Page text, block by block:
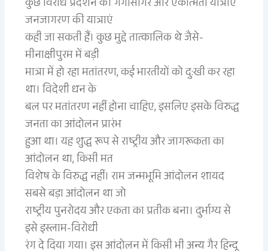
कुछ विरोध प्रदर्शन के। गंगासागर और एकात्मता यात्राएं
जनजागरण की यात्राएं
कही जा सकती हैं। कुछ मुद्दे तात्कालिक थे जैसे-
मीनाक्षीपुरम में बड़ी
मात्रा में हो रहा मतांतरण, कई भारतीयों को दु:खी कर रहा
था। विदेशी धन के
बल पर मतांतरण नहीं होना चाहिए, इसलिए इसके विरुद्ध
जनता का आंदोलन प्रारंभ
हुआ था। यह शुद्ध रूप से राष्ट्रीय और जागरूकता का
आंदोलन था, किसी मत
विशेष के विरुद्ध नहीं। राम जन्मभूमि आंदोलन शायद
सबसे बड़ा आंदोलन था जो
राष्ट्रीय पुनरोदय और एकता का प्रतीक बना। दुर्भाग्य से
इसे इस्लाम-विरोधी
रंग दे दिया गया। इस आंदोलन में किसी भी अन्य गैर हिन्दू